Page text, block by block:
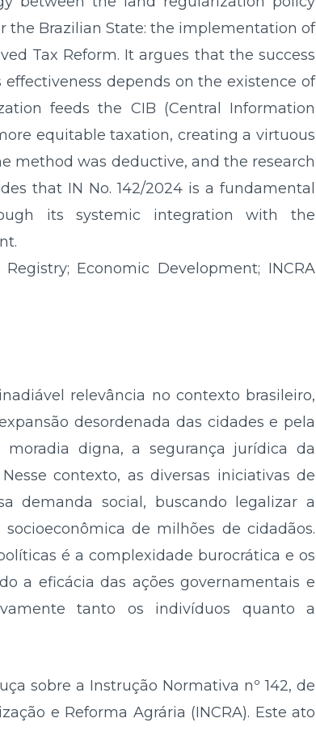
the Brazilian State: the implementation of
Tax Reform. It argues that the success
depends on the existence of
feeds the CIB (Central Information
equitable taxation, creating a virtuous
method was deductive, and the research
that IN No. 142/2024 is a fundamental
its systemic integration with the
Economic Development; INCRA
relevância no contexto brasileiro,
desordenada das cidades e pela
digna, a segurança jurídica da
contexto, as diversas iniciativas de
demanda social, buscando legalizar a
de milhões de cidadãos.
é a complexidade burocrática e os
a eficácia das ações governamentais e
tanto os indivíduos quanto a
sobre a Instrução Normativa nº 142, de
e Reforma Agrária (INCRA). Este ato